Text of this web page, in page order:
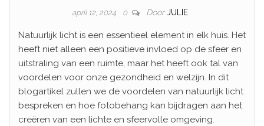
april 12, 2024 0 Door JULIE
Natuurlijk licht is een essentieel element in elk huis. Het
heeft niet alleen een positieve invloed op de sfeer en
uitstraling van een ruimte, maar het heeft ook tal van
voordelen voor onze gezondheid en welzijn. In dit
blogartikel zullen we de voordelen van natuurlijk licht
bespreken en hoe fotobehang kan bijdragen aan het
creëren van een lichte en sfeervolle omgeving.